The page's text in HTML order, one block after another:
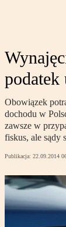
podatek
Obowiązek
dochodu w
zawsze w
fiskus, ale sądy
Publikacja: 22.09.2014